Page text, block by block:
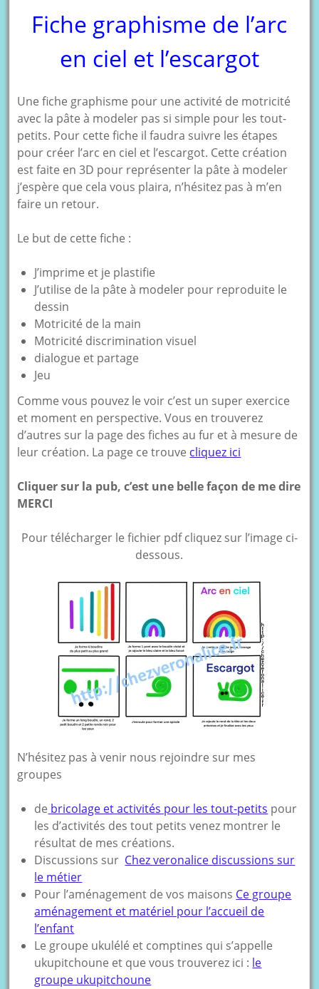
Fiche graphisme de l’arc
en ciel et l’escargot
Une fiche graphisme pour une activité de motricité
avec la pâte à modeler pas si simple pour les tout-
petits. Pour cette fiche il faudra suivre les étapes
pour créer l’arc en ciel et l’escargot. Cette création
est faite en 3D pour représenter la pâte à modeler
j’espère que cela vous plaira, n’hésitez pas à m’en
faire un retour.
Le but de cette fiche :
J’imprime et je plastifie
J’utilise de la pâte à modeler pour reproduite le
dessin
Motricité de la main
Motricité discrimination visuel
dialogue et partage
Jeu
Comme vous pouvez le voir c’est un super exercice
et moment en perspective. Vous en trouverez
d’autres sur la page des fiches au fur et à mesure de
leur création. La page ce trouve cliquez ici
Cliquer sur la pub, c’est une belle façon de me dire
MERCI
Pour télécharger le fichier pdf cliquez sur l’image ci-
dessous.
N’hésitez pas à venir nous rejoindre sur mes
groupes
de bricolage et activités pour les tout-petits pour
les d’activités des tout petits venez montrer le
résultat de mes créations.
Discussions sur Chez veronalice discussions sur
le métier
Pour l’aménagement de vos maisons Ce groupe
aménagement et matériel pour l’accueil de
l’enfant
Le groupe ukulélé et comptines qui s’appelle
ukupitchoune et que vous trouverez ici : le
groupe ukupitchoune